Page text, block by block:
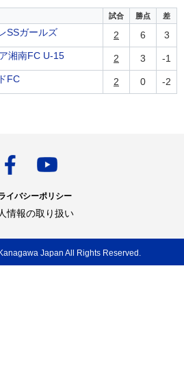
試合 勝点 差
SSガールズ 2 6 3
湘南FC U-15 2 3 -1
FC 2 0 -2
イバシーポリシー
情報の取り扱い
Japan All Rights Reserved.